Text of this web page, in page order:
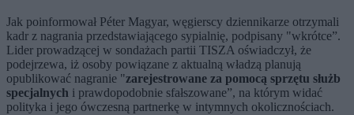
Jak poinformował Péter Magyar, węgierscy dziennikarze otrzymali
kadr z nagrania przedstawiającego sypialnię, podpisany "wkrótce”.
Lider prowadzącej w sondażach partii TISZA oświadczył, że
podejrzewa, iż osoby powiązane z aktualną władzą planują
opublikować nagranie "zarejestrowane za pomocą sprzętu służb
specjalnych i prawdopodobnie sfałszowane”, na którym widać
polityka i jego ówczesną partnerkę w intymnych okolicznościach.